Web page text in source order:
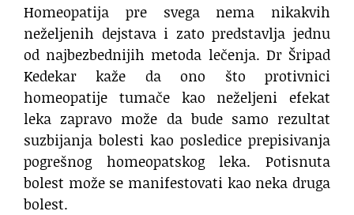
Homeopatija pre svega nema nikakvih
neželjenih dejstava i zato predstavlja jednu
od najbezbednijih metoda lečenja. Dr Šripad
Kedekar kaže da ono što protivnici
homeopatije tumače kao neželjeni efekat
leka zapravo može da bude samo rezultat
suzbijanja bolesti kao posledice prepisivanja
pogrešnog homeopatskog leka. Potisnuta
bolest može se manifestovati kao neka druga
bolest.